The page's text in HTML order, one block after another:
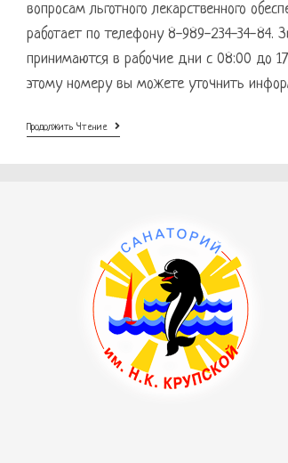
вопросам льготного лекарственного
работает по телефону 8-989-234-34-84.
принимаются в рабочие дни с 08:00 до
этому номеру вы можете уточнить
Продолжить ЧтениеГорячая
Линия